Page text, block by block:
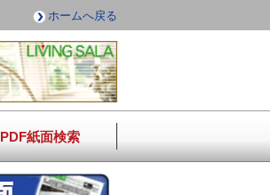
ホームへ戻る
PDF紙面検索